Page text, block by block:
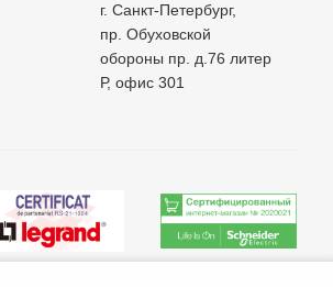
г. Санкт-Петербург,
пр. Обуховской
обороны пр. д.76 литер
Р, офис 301